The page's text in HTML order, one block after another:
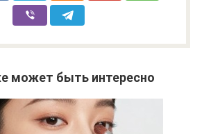
может быть интересно